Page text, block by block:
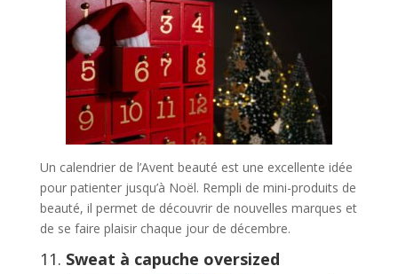
Un calendrier de l’Avent beauté est une excellente idée
pour patienter jusqu’à Noël. Rempli de mini-produits de
beauté, il permet de découvrir de nouvelles marques et
de se faire plaisir chaque jour de décembre.
11. Sweat à capuche oversized